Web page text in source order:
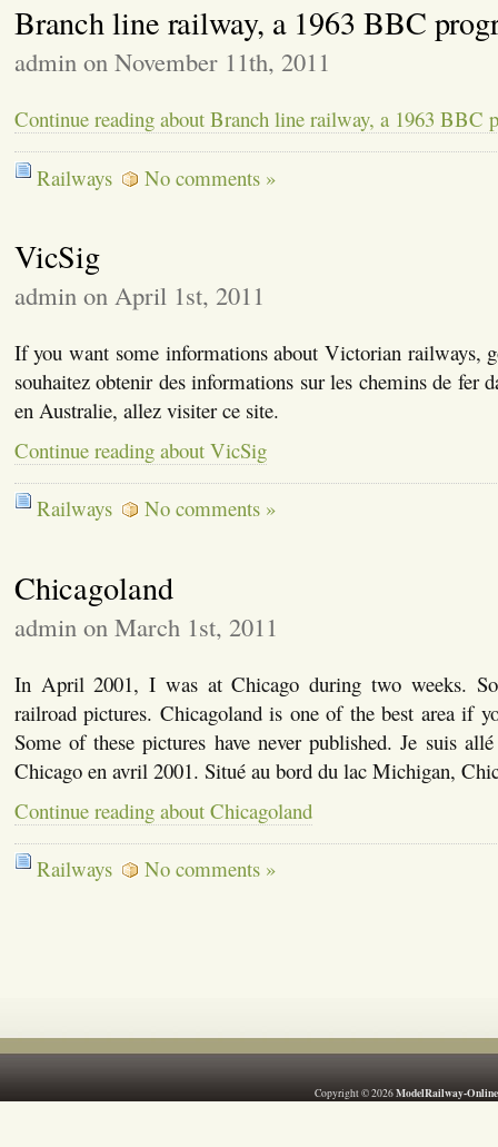
Branch line railway, a 1963 BBC
admin on November 11th, 2011
Continue reading about Branch line railway, a 1963 BBC
Railways No comments »
VicSig
admin on April 1st, 2011
If you want some informations about Victorian railways,
souhaitez obtenir des informations sur les chemins de fer
en Australie, allez visiter ce site.
Continue reading about VicSig
Railways No comments »
Chicagoland
admin on March 1st, 2011
In April 2001, I was at Chicago during two weeks.
railroad pictures. Chicagoland is one of the best area if
Some of these pictures have never published. Je suis
Chicago en avril 2001. Situé au bord du lac Michigan,
Continue reading about Chicagoland
Railways No comments »
Copyright © 2026ModelRailway-Online